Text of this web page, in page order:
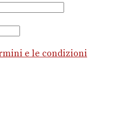
e le condizioni